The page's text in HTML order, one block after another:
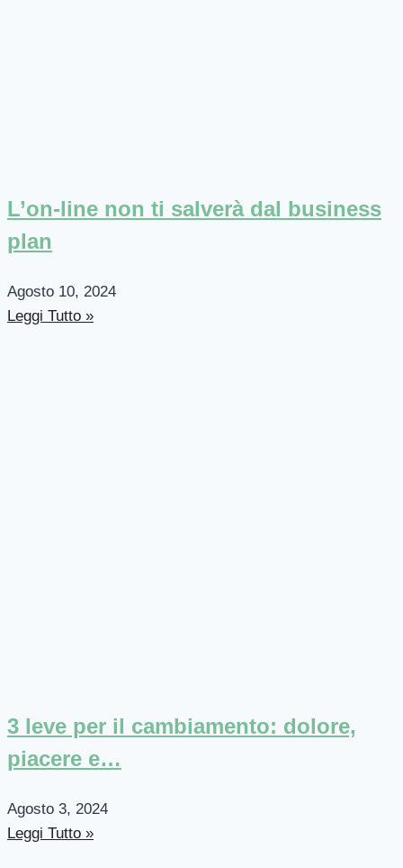
L’on-line non ti salverà dal business
plan
Agosto 10, 2024
Leggi Tutto »
3 leve per il cambiamento: dolore,
piacere e…
Agosto 3, 2024
Leggi Tutto »